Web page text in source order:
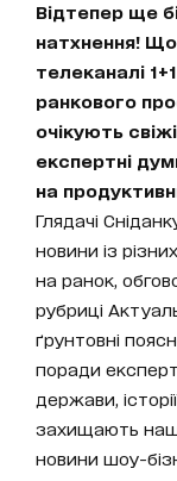
Відтепер ще
натхнення!
телеканалі
ранкового
очікують
експертні
на
Глядачі
новини із
на ранок,
рубриці
ґрунтовні
поради
держави,
захищають
новини шоу-